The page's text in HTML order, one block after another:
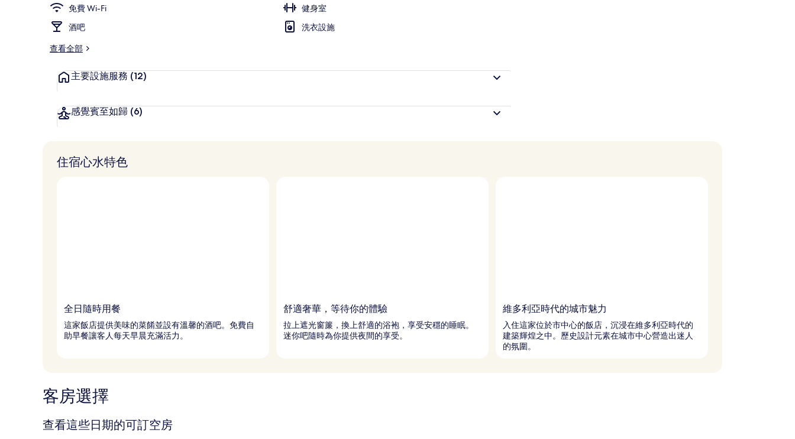
免費 Wi-Fi
健身室
酒吧
洗衣設施
查看全部
主要設施服務 (12)
感覺賓至如歸 (6)
住宿心水特色
全日隨時用餐
這家飯店提供美味的菜餚並設有溫馨的酒吧。免費自
助早餐讓客人每天早晨充滿活力。
舒適奢華，等待你的體驗
拉上遮光窗簾，換上舒適的浴袍，享受安穩的睡眠。
迷你吧隨時為你提供夜間的享受。
維多利亞時代的城市魅力
入住這家位於市中心的飯店，沉浸在維多利亞時代的
建築輝煌之中。歷史設計元素在城市中心營造出迷人
的氛圍。
客房選擇
查看這些日期的可訂空房